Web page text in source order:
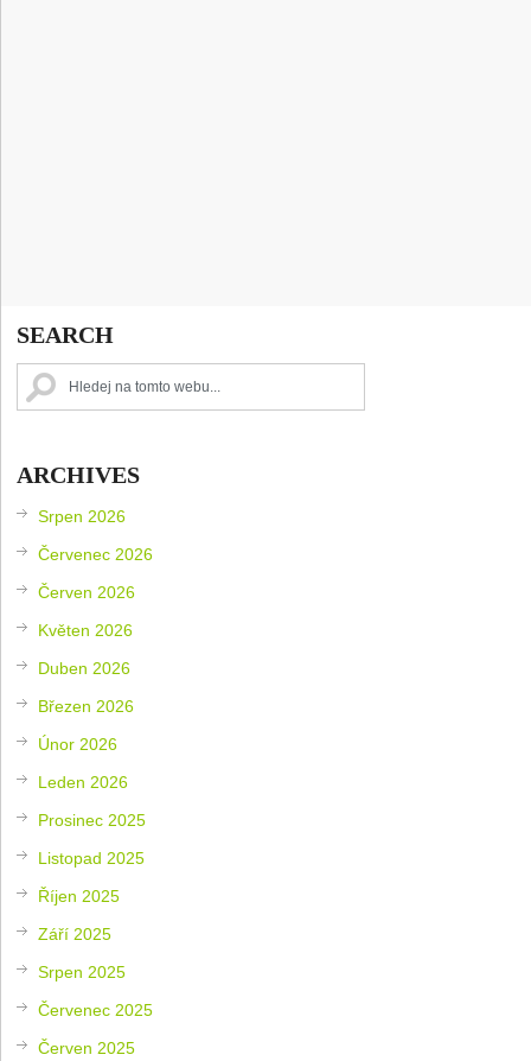
SEARCH
ARCHIVES
Srpen 2026
Červenec 2026
Červen 2026
Květen 2026
Duben 2026
Březen 2026
Únor 2026
Leden 2026
Prosinec 2025
Listopad 2025
Říjen 2025
Září 2025
Srpen 2025
Červenec 2025
Červen 2025